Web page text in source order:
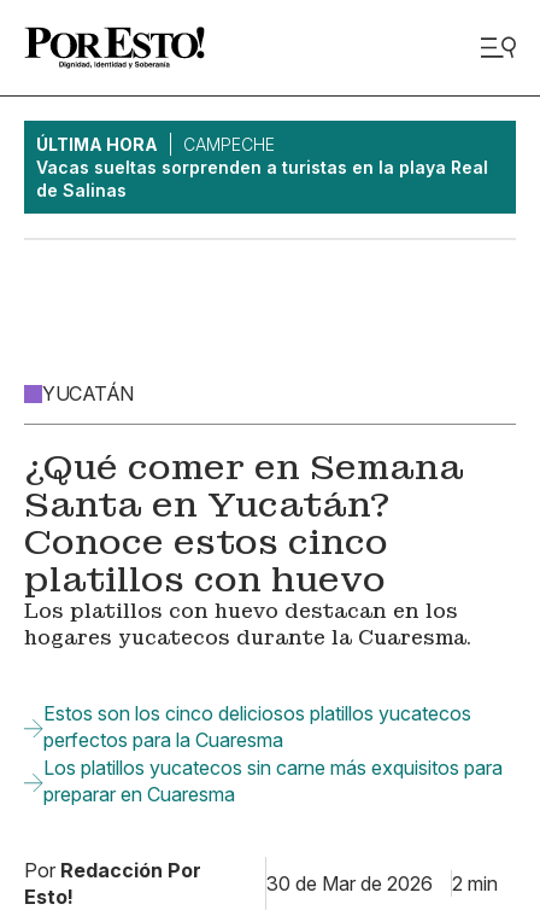
ÚLTIMA HORA
CAMPECHE
Vacas sueltas sorprenden a turistas en la playa Real
de Salinas
YUCATÁN
¿Qué comer en Semana
Santa en Yucatán?
Conoce estos cinco
platillos con huevo
Los platillos con huevo destacan en los
hogares yucatecos durante la Cuaresma.
Estos son los cinco deliciosos platillos yucatecos
perfectos para la Cuaresma
Los platillos yucatecos sin carne más exquisitos para
preparar en Cuaresma
Por Redacción Por
Esto!
30 de Mar de 2026 2 min